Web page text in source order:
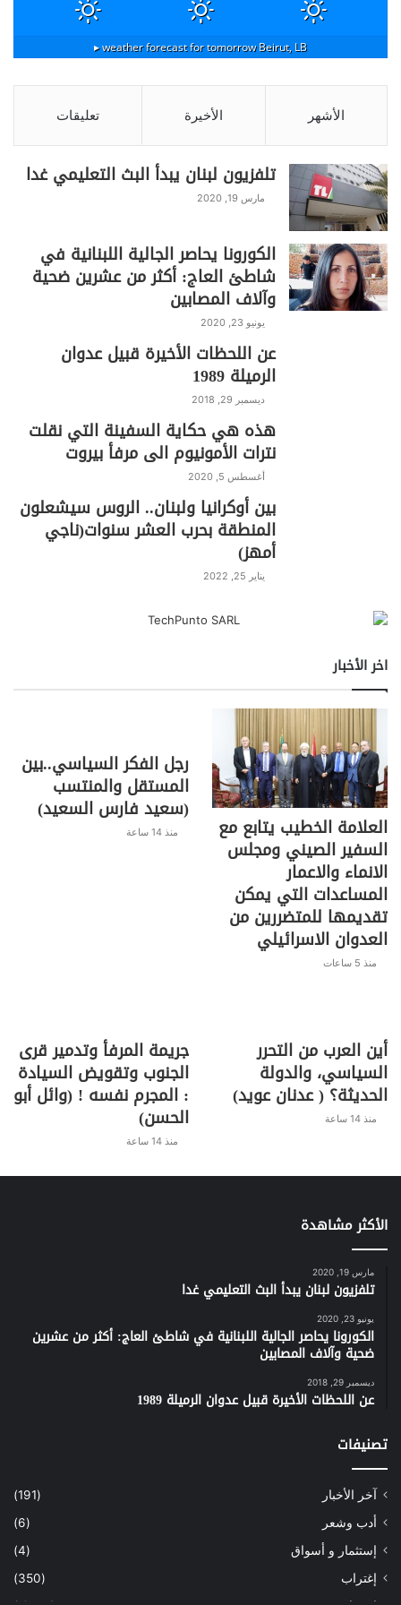
Beirut, LB
weather forecast for tomorrow ▸
الأشهر الأخيرة تعليقات
تلفزيون لبنان يبدأ البث التعليمي غدا
مارس 19, 2020
الكورونا يحاصر الجالية اللبنانية في
شاطئ العاج: أكثر من عشرين ضحية
وآلاف المصابين
يونيو 23, 2020
عن اللحظات الأخيرة قبيل عدوان
الرميلة 1989
ديسمبر 29, 2018
هذه هي حكاية السفينة التي نقلت
نترات الأمونيوم الى مرفأ بيروت
أغسطس 5, 2020
بين أوكرانيا ولبنان.. الروس سيشعلون
المنطقة بحرب العشر سنوات(ناجي
أمهز)
يناير 25, 2022
اخر الأخبار
العلامة الخطيب يتابع مع
السفير الصيني ومجلس
الانماء والاعمار
المساعدات التي يمكن
تقديمها للمتضررين من
العدوان الاسرائيلي
منذ 5 ساعات
رجل الفكر السياسي..بين
المستقل والمنتسب
(سعيد فارس السعيد)
منذ 14 ساعة
أين العرب من التحرر
السياسي، والدولة
الحديثة؟ ( عدنان عويد)
منذ 14 ساعة
جريمة المرفأ وتدمير قرى
الجنوب وتقويض السيادة
: المجرم نفسه ! (وائل أبو
الحسن)
منذ 14 ساعة
الأكثر مشاهدة
مارس 19, 2020
تلفزيون لبنان يبدأ البث التعليمي غدا
يونيو 23, 2020
الكورونا يحاصر الجالية اللبنانية في شاطئ العاج: أكثر من عشرين
ضحية وآلاف المصابين
ديسمبر 29, 2018
عن اللحظات الأخيرة قبيل عدوان الرميلة 1989
تصنيفات
آخر الأخبار
(191)
أدب وشعر
(6)
إستثمار و أسواق
(4)
إغتراب
(350)